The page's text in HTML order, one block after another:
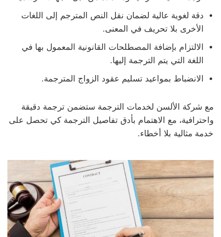
دقة لغوية عالية لضمان نقل النص المترجم إلى اللغات
الأخرى بلا تحريف في المعنى.
الالتزام بإضافة المصطلحات القانونية المعمول بها في
اللغة التي يتم الترجمة إليها.
الانضباط بمواعيد تسليم عقود الزواج المترجمة.
مع شركة الألسن لخدمات الترجمة ستضمن ترجمة دقيقة
واحترافية، مع الاهتمام بأدق تفاصيل الترجمة كي تحصل على
خدمة مثالية بلا أخطاء.